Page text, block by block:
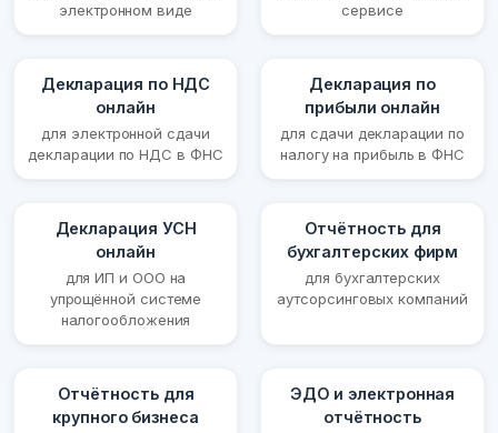
электронном виде
сервисе
Декларация по НДС
онлайн
для электронной сдачи
декларации по НДС в ФНС
Декларация по
прибыли онлайн
для сдачи декларации по
налогу на прибыль в ФНС
Декларация УСН
онлайн
для ИП и ООО на
упрощённой системе
налогообложения
Отчётность для
бухгалтерских фирм
для бухгалтерских
аутсорсинговых компаний
Отчётность для
крупного бизнеса
ЭДО и электронная
отчётность